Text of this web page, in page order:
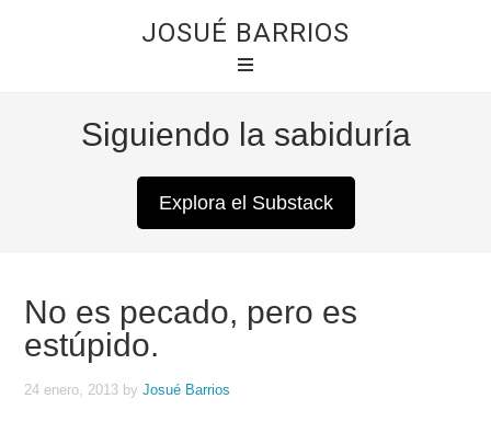
JOSUÉ BARRIOS
Siguiendo la sabiduría
Explora el Substack
No es pecado, pero es
estúpido.
24 enero, 2013 byJosué Barrios